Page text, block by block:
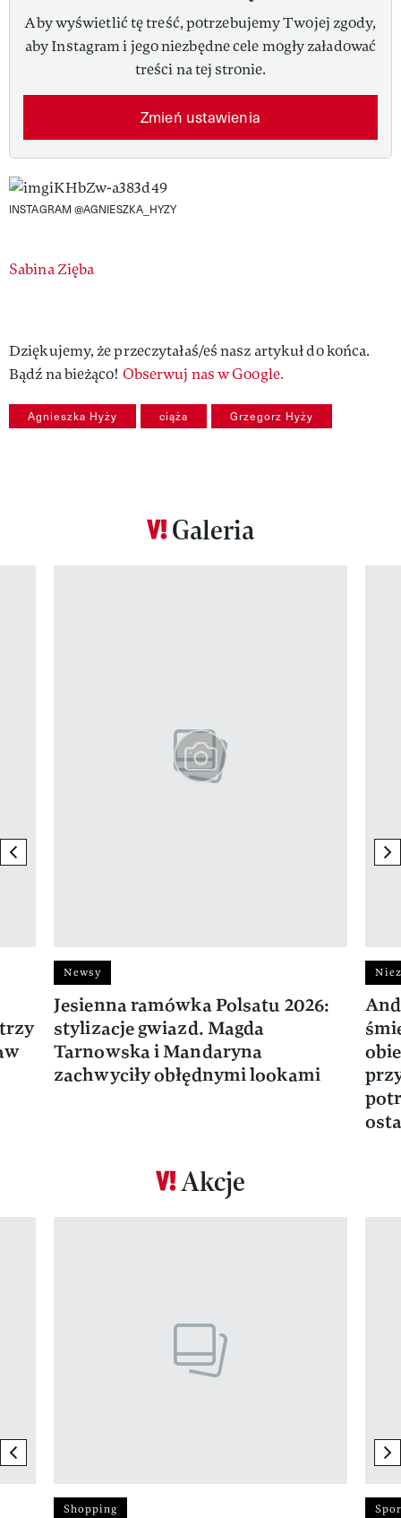
Aby wyświetlić tę treść, potrzebujemy Twojej zgody,
aby Instagram i jego niezbędne cele mogły załadować
treści na tej stronie.
Zmień ustawienia
INSTAGRAM @AGNIESZKA_HYZY
Authors
Sabina Zięba
Dziękujemy, że przeczytałaś/eś nasz artykuł do końca.
Bądź na bieżąco! Obserwuj nas w Google.
Agnieszka Hyży ciąża Grzegorz Hyży
Galeria
previous element
Newsy
Jesienna ramówka Polsatu 2026:
stylizacje gwiazd. Magda
Tarnowska i Mandaryna
zachwyciły obłędnymi lookami
Akcje
previous element
Shopping